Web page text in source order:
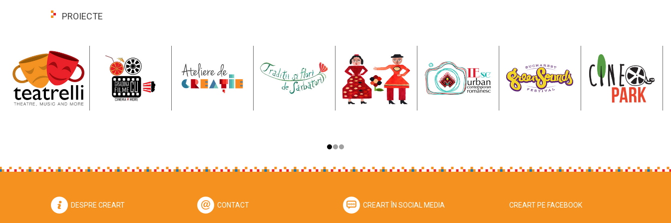
PROIECTE
DESPRE CREART CONTACT CREART ÎN SOCIAL MEDIA CREART PE FACEBOOK